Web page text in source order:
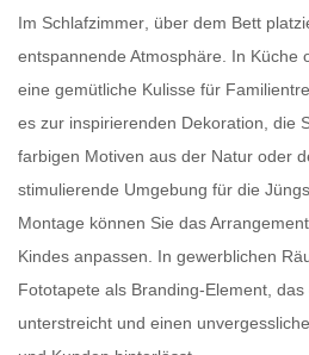
Im Schlafzimmer , über dem Bett
entspannende Atmosphäre . In Küche
eine gemütliche Kulisse für
es zur inspirierenden Dekoration , die
farbigen Motiven aus der Natur oder
stimulierende Umgebung für die
Montage können Sie das
Kindes anpassen. In gewerblichen
Fototapete als Branding-Element ,
unterstreicht und einen